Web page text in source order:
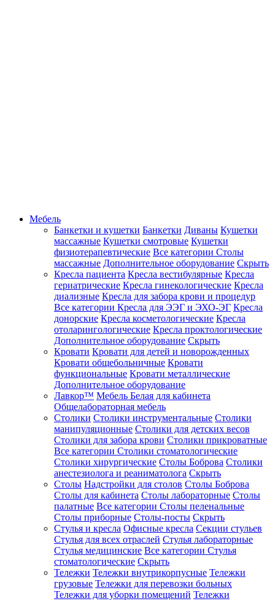
Мебель
Банкетки и кушетки Банкетки Диваны Кушетки
массажные Кушетки смотровые Кушетки
физиотерапевтические Все категории Столы
массажные Дополнительное оборудование Скрыть
Кресла пациента Кресла вестибулярные Кресла
гериатрические Кресла гинекологические Кресла
диализные Кресла для забора крови и процедур
Все категории Кресла для ЭЭГ и ЭХО-ЭГ Кресла
донорские Кресла косметологические Кресла
отоларингологические Кресла проктологические
Дополнительное оборудование Скрыть
Кровати Кровати для детей и новорожденных
Кровати общебольничные Кровати
функциональные Кровати металлические
Дополнительное оборудование
Лавкор™ Мебель Белая для кабинета
Общелабораторная мебель
Столики Столики инструментальные Столики
манипуляционные Столики для детских весов
Столики для забора крови Столики прикроватные
Все категории Столики стоматологические
Столики хирургические Столы Боброва Столики
анестезиолога и реаниматолога Скрыть
Столы Надстройки для столов Столы Боброва
Столы для кабинета Столы лабораторные Столы
палатные Все категории Столы пеленальные
Столы приборные Столы-посты Скрыть
Стулья и кресла Офисные кресла Секции стульев
Стулья для всех отраслей Стулья лабораторные
Стулья медицинские Все категории Стулья
стоматологические Скрыть
Тележки Тележки внутрикорпусные Тележки
грузовые Тележки для перевозки больных
Тележки для уборки помещений Тележки